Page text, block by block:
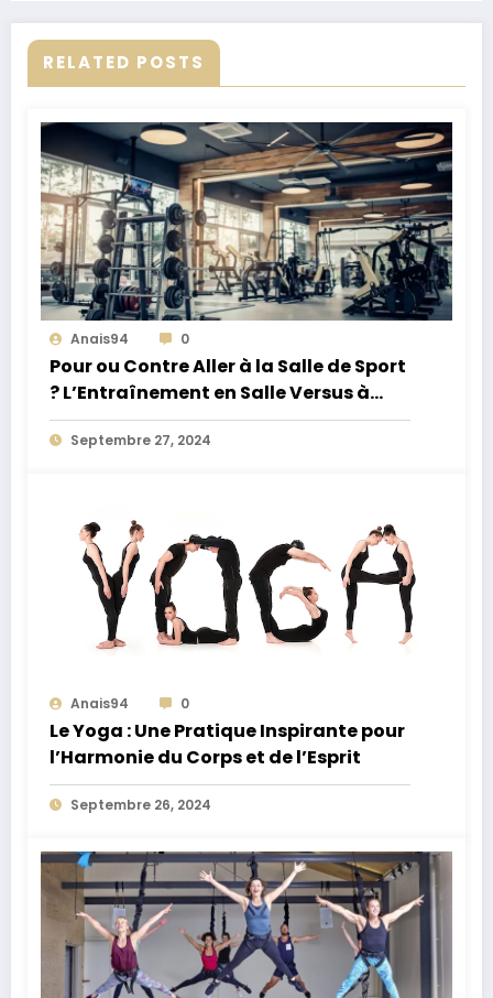
RELATED POSTS
Anais94 0
Pour ou Contre Aller à la Salle de Sport
? L’Entraînement en Salle Versus à
Domicile
Septembre 27, 2024
Anais94 0
Le Yoga : Une Pratique Inspirante pour
l’Harmonie du Corps et de l’Esprit
Septembre 26, 2024